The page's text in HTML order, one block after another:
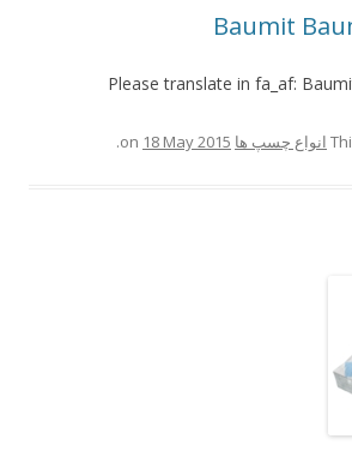
Baumit
Please translate in fa_af:
انواع چسپ ها 18 May 2015
.